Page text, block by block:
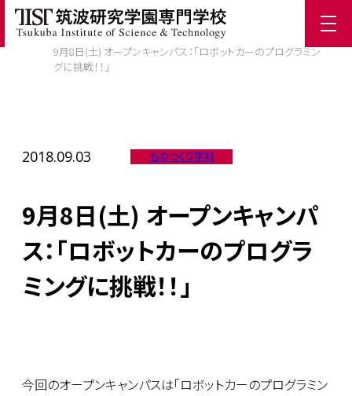
ホーム / TIST News /
9月8日(土) オープンキャンパス：「ロボットカーのプログラミン
グに挑戦！！」
2018.09.03 ものつくり学科
9月8日(土) オープンキャンパ
ス：「ロボットカーのプログラ
ミングに挑戦！！」
今回のオープンキャンパスは「ロボットカーのプログラミン